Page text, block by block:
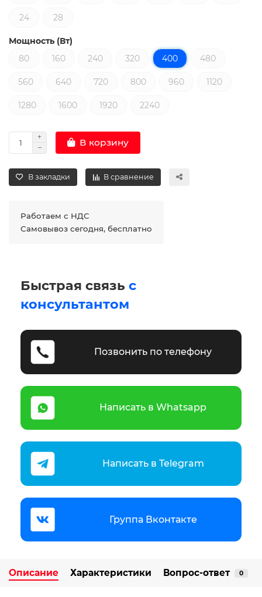
24 28
Мощность (Вт)
80
160 240 320 400 480
560 640 720 800 960 1120
1280 1600 1920 2240
В корзину
В закладки В сравнение
Работаем с НДС
Самовывоз сегодня, бесплатно
Быстрая связь с
консультантом
Позвонить по телефону
Написать в Whatsapp
Написать в Telegram
Группа Вконтакте
Описание Характеристики Вопрос-ответ 0